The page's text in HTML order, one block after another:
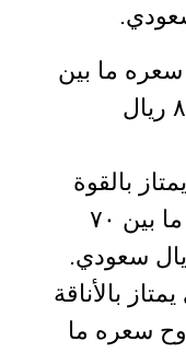
سعره ما بين
ريال سعودي إلى ٨٦ ريال
بالقوة
والصلابة يتراوح سعره ما بين ٧٠
بالأناقة
سعره ما